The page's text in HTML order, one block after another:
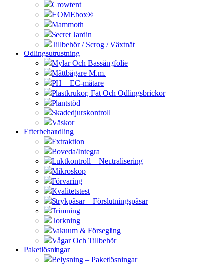
Growtent
HOMEbox®
Mammoth
Secret Jardin
Tillbehör / Scrog / Växtnät
Odlingsutrustning
Mylar Och Bassängfolie
Måttbägare M.m.
PH – EC-mätare
Plastkrukor, Fat Och Odlingsbrickor
Plantstöd
Skadedjurskontroll
Väskor
Efterbehandling
Extraktion
Boveda/Integra
Luktkontroll – Neutralisering
Mikroskop
Förvaring
Kvalitetstest
Strykpåsar – Förslutningspåsar
Trimning
Torkning
Vakuum & Försegling
Vågar Och Tillbehör
Paketlösningar
Belysning – Paketlösningar